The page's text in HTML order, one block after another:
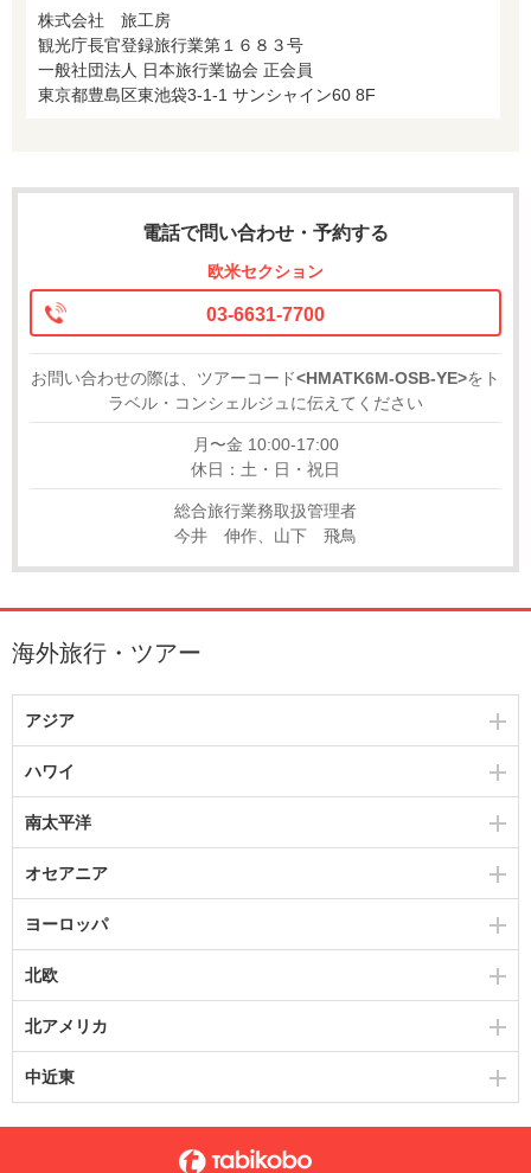
株式会社 旅工房
観光庁長官登録旅行業第１６８３号
一般社団法人 日本旅行業協会 正会員
東京都豊島区東池袋3-1-1 サンシャイン60 8F
電話で問い合わせ・予約する
欧米セクション
03-6631-7700
お問い合わせの際は、ツアーコード<HMATK6M-OSB-YE>をト
ラベル・コンシェルジュに伝えてください
月〜金 10:00-17:00
休日：土・日・祝日
総合旅行業務取扱管理者
今井 伸作、山下 飛鳥
海外旅行・ツアー
アジア
ハワイ
南太平洋
オセアニア
ヨーロッパ
北欧
北アメリカ
中近東